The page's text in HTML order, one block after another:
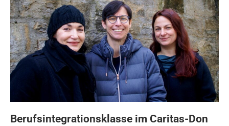
Berufsintegrationsklasse im Caritas-Don